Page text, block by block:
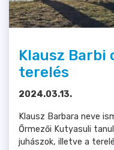
Klausz Barbi
terelés
2024.03.13.
Klausz Barbara neve
Őrmezői Kutyasuli
juhászok, illetve a